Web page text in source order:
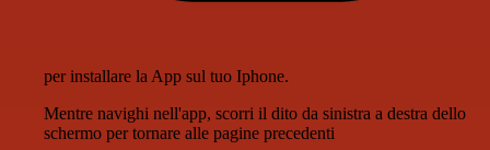
per installare la App sul tuo Iphone.
Mentre navighi nell'app, scorri il dito da sinistra a destra dello
schermo per tornare alle pagine precedenti